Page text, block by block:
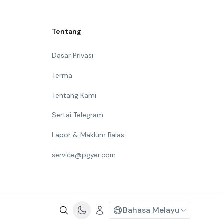
Tentang
Dasar Privasi
Terma
Tentang Kami
Sertai Telegram
Lapor & Maklum Balas
service@pgyer.com
Bahasa Melayu